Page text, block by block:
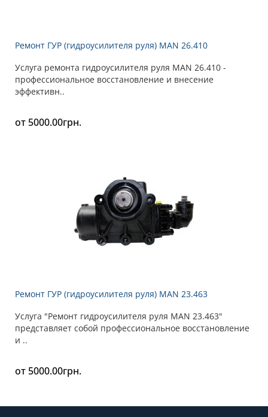
Ремонт ГУР (гидроусилителя руля) MAN 26.410
Услуга ремонта гидроусилителя руля MAN 26.410 -
профессиональное восстановление и внесение
эффективн..
от 5000.00грн.
Ремонт ГУР (гидроусилителя руля) MAN 23.463
Услуга "Ремонт гидроусилителя руля MAN 23.463"
представляет собой профессиональное восстановление
и ..
от 5000.00грн.